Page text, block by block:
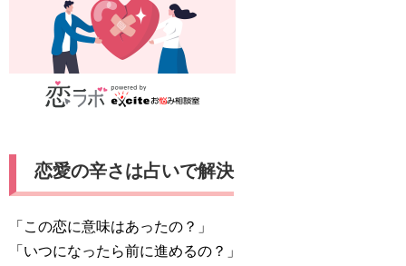
恋愛の辛さは占いで解決
「この恋に意味はあったの？」
「いつになったら前に進めるの？」